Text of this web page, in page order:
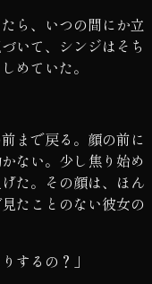
ら、いつの間にか立
いて、シンジはそち
めていた。
まで戻る。顔の前に
ない。少し焦り始め
た。その顔は、ほん
たことのない彼女の
するの？」